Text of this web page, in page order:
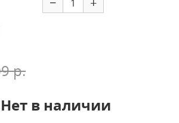
р.
Нет в наличии